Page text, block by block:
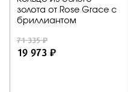
золота от Rose Grace с
бриллиантом
71 335 ₽
19 973 ₽